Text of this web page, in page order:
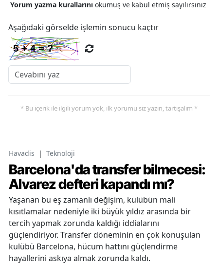
Yorum yazma kurallarını okumuş ve kabul etmiş sayılırsınız
Aşağıdaki görselde işlemin sonucu kaçtır
* Bu içerik ile ilgili yorum yok, ilk yorumu siz yazın, tartışalım *
Havadis | Teknoloji
Barcelona'da transfer bilmecesi:
Alvarez defteri kapandı mı?
Yaşanan bu eş zamanlı değişim, kulübün mali
kısıtlamalar nedeniyle iki büyük yıldız arasında bir
tercih yapmak zorunda kaldığı iddialarını
güçlendiriyor. Transfer döneminin en çok konuşulan
kulübü Barcelona, hücum hattını güçlendirme
hayallerini askıya almak zorunda kaldı.